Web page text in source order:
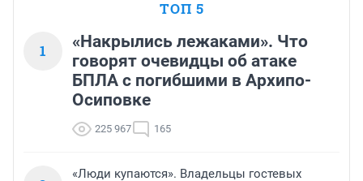
ТОП 5
1
«Накрылись лежаками». Что
говорят очевидцы об атаке
БПЛА с погибшими в Архипо-
Осиповке
225 967 165
«Люди купаются». Владельцы гостевых